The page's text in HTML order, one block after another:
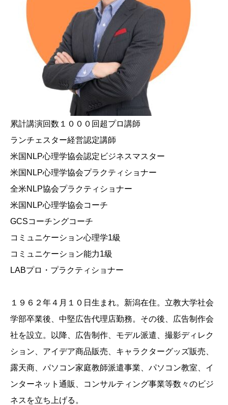
累計講演回数１０００回超プロ講師
ランチェスター経営認定講師
米国NLP心理学協会認定ビジネスマスター
米国NLP心理学協会プラクティショナー
全米NLP協会プラクティショナー
米国NLP心理学協会コーチ
GCSコーチングコーチ
コミュニケーション心理学1級
コミュニケーション能力1級
LABプロ・プラクティショナー
１９６２年４月１０日生まれ。新潟在住。立教大学社会
学部卒業後、中堅広告代理店勤務。その後、広告制作会
社を設立。以降、広告制作、モデル派遣、撮影ディレク
ション、アイデア商品販売、キャラクターグッズ販売、
露天商、パソコン家庭教師派遣事業、パソコン教室、イ
ンターネット通販、コンサルティング事業等数々のビジ
ネスを立ち上げる。